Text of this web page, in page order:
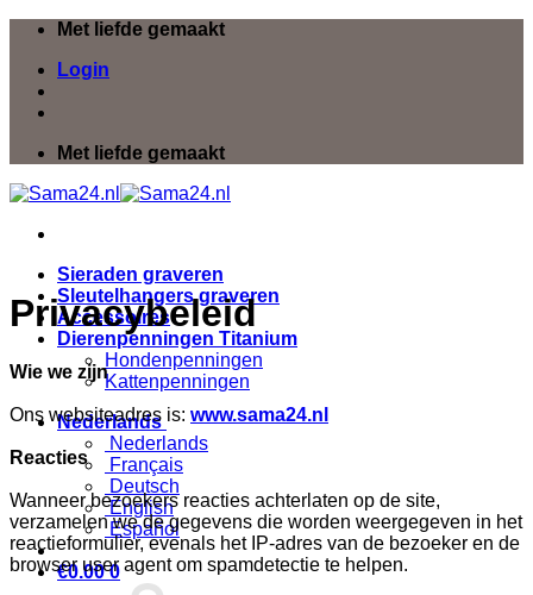
inhoud
Met liefde gemaakt
Login
Met liefde gemaakt
Sieraden graveren
Sleutelhangers graveren
Accessoires
Dierenpenningen Titanium
Hondenpenningen
Kattenpenningen
Nederlands
Nederlands
Français
Deutsch
English
Español
€0.00 0
Privacybeleid
Wie we zijn
Ons websiteadres is: www.sama24.nl
Reacties
Wanneer bezoekers reacties achterlaten op de site,
verzamelen we de gegevens die worden weergegeven in het
reactieformulier, evenals het IP-adres van de bezoeker en de
browser user agent om spamdetectie te helpen.